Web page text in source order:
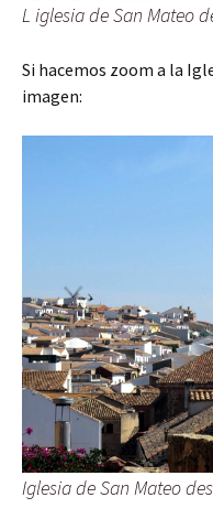
L iglesia de San Mateo
Si hacemos zoom a la
imagen:
Iglesia de San Mateo